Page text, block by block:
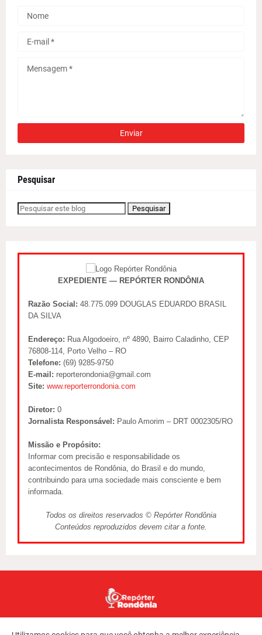
Pesquisar
EXPEDIENTE — REPÓRTER RONDÔNIA
Razão Social: 48.775.099 DOUGLAS EDUARDO BRASIL
DA SILVA
Endereço: Rua Algodoeiro, nº 4890, Bairro Caladinho, CEP
76808-114, Porto Velho – RO
Telefone: (69) 9285-9750
E-mail: reporterondonia@gmail.com
Site: www.reporterrondonia.com
Diretor: 0
Jornalista Responsável: Paulo Amorim – DRT 0002305/RO
Missão e Propósito:
Informar com precisão e responsabilidade os
acontecimentos de Rondônia, do Brasil e do mundo,
contribuindo para uma sociedade mais consciente e bem
informada.
Todos os direitos reservados © Repórter Rondônia
Conteúdos reproduzidos devem citar a fonte.